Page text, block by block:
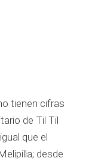
tienen cifras
de Til Til
que el
desde